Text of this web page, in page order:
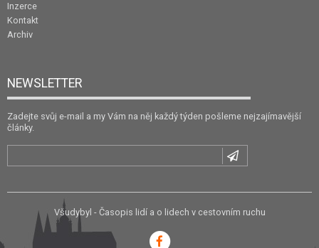
Inzerce
Kontakt
Archiv
NEWSLETTER
Zadejte svůj e-mail a my Vám na něj každý týden pošleme nejzajímavější
články.
Všudybyl - Časopis lidí a o lidech v cestovním ruchu